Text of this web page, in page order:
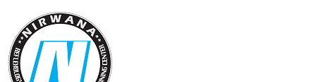
content